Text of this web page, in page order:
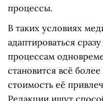
процессы.
В таких условиях
адаптироваться
процессам
становится всё
стоимость её